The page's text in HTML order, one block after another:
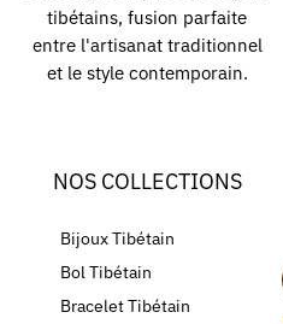
tibétains, fusion parfaite
entre l'artisanat traditionnel
et le style contemporain.
NOS COLLECTIONS
Bijoux Tibétain
Bol Tibétain
Bracelet Tibétain